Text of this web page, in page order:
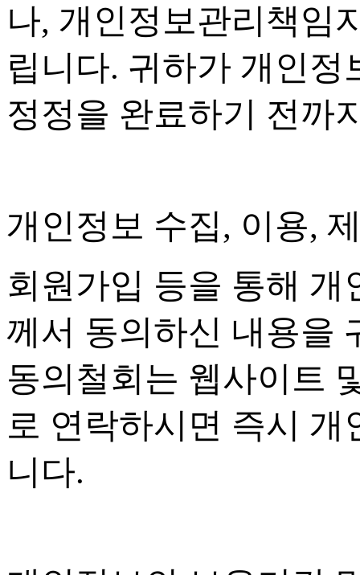
나, 개인정보관리책임
립니다. 귀하가 개인정
정정을 완료하기 전까
개인정보 수집, 이용,
회원가입 등을 통해 개
께서 동의하신 내용을
동의철회는 웹사이트
로 연락하시면 즉시
니다.